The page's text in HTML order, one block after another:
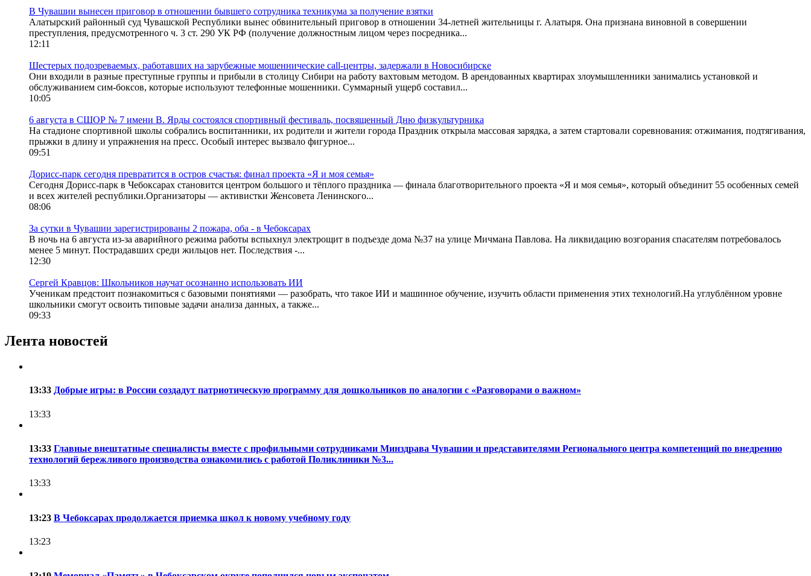
В Чувашии вынесен приговор в отношении бывшего сотрудника техникума за получение взятки
Алатырский районный суд Чувашской Республики вынес обвинительный приговор в отношении 34-летней жительницы г. Алатыря. Она признана виновной в совершении
преступления, предусмотренного ч. 3 ст. 290 УК РФ (получение должностным лицом через посредника...
12:11
Шестерых подозреваемых, работавших на зарубежные мошеннические call-центры, задержали в Новосибирске
Они входили в разные преступные группы и прибыли в столицу Сибири на работу вахтовым методом. В арендованных квартирах злоумышленники занимались установкой и
обслуживанием сим-боксов, которые используют телефонные мошенники. Суммарный ущерб составил...
10:05
6 августа в СШОР № 7 имени В. Ярды состоялся спортивный фестиваль, посвященный Дню физкультурника
На стадионе спортивной школы собрались воспитанники, их родители и жители города Праздник открыла массовая зарядка, а затем стартовали соревнования: отжимания, подтягивания,
прыжки в длину и упражнения на пресс. Особый интерес вызвало фигурное...
09:51
Дорисс-парк сегодня превратится в остров счастья: финал проекта «Я и моя семья»
Сегодня Дорисс-парк в Чебоксарах становится центром большого и тёплого праздника — финала благотворительного проекта «Я и моя семья», который объединит 55 особенных семей
и всех жителей республики.Организаторы — активистки Женсовета Ленинского...
08:06
За сутки в Чувашии зарегистрированы 2 пожара, оба - в Чебоксарах
В ночь на 6 августа из-за аварийного режима работы вспыхнул электрощит в подъезде дома №37 на улице Мичмана Павлова. На ликвидацию возгорания спасателям потребовалось
менее 5 минут. Пострадавших среди жильцов нет. Последствия -...
12:30
Сергей Кравцов: Школьников научат осознанно использовать ИИ
Ученикам предстоит познакомиться с базовыми понятиями — разобрать, что такое ИИ и машинное обучение, изучить области применения этих технологий.На углублённом уровне
школьники смогут освоить типовые задачи анализа данных, а также...
09:33
Лента новостей
13:33 Добрые игры: в России создадут патриотическую программу для дошкольников по аналогии с «Разговорами о важном»
13:33
13:33 Главные внештатные специалисты вместе с профильными сотрудниками Минздрава Чувашии и представителями Регионального центра компетенций по внедрению
технологий бережливого производства ознакомились с работой Поликлиники №3...
13:33
13:23 В Чебоксарах продолжается приемка школ к новому учебному году
13:23